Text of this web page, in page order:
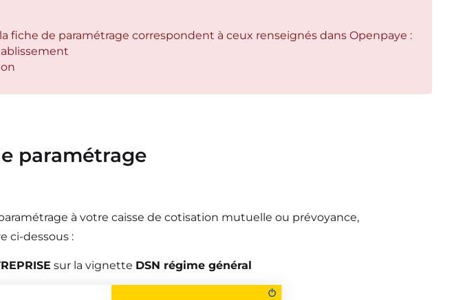
fiche de paramétrage correspondent à ceux renseignés dans Openpaye :
paramétrage
à votre caisse de cotisation mutuelle ou prévoyance,
ci-dessous :
sur la vignette DSN régime général